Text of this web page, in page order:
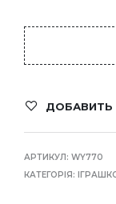
ДОБАВИТЬ
АРТИКУЛ: WY770
КАТЕГОРІЯ: